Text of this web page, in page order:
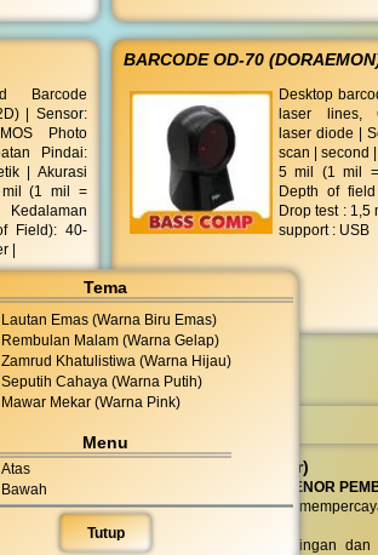
Tema
Lautan Emas (Warna Biru Emas)
Rembulan Malam (Warna Gelap)
Zamrud Khatulistiwa (Warna Hijau)
Seputih Cahaya (Warna Putih)
Mawar Mekar (Warna Pink)
Menu
Atas
Bawah
Tutup
Barcode
| Sensor:
Photo
Pindai:
| Akurasi
mil (1 mil =
Field): 40-
|
BARCODE OD-70
Desktop
laser lines,
laser diode |
scan | second
5 mil (1 mil =
Depth of
Drop test : 1,5
support : USB
dan pembelian DO (Delivery Order)
koperasi dan perusahaan dengan TENOR
banyak instansi dan perusahaan besar
ini.
ponsel / seluler , printer, alat tulis, jaringan